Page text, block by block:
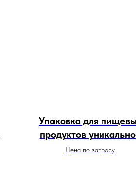
Упаковка для
продуктов
формы
Цена по запросу